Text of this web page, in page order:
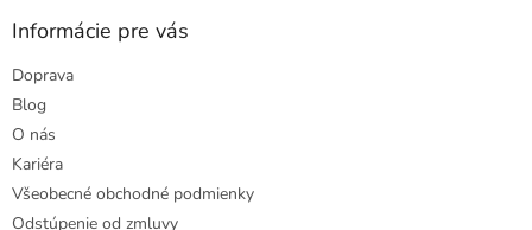
Informácie pre vás
Doprava
Blog
O nás
Kariéra
Všeobecné obchodné podmienky
Odstúpenie od zmluvy